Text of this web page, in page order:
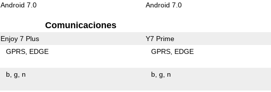
Android 7.0 Android 7.0
Comunicaciones
Enjoy 7 Plus Y7 Prime
GPRS EDGE GPRS EDGE
b g n b g n